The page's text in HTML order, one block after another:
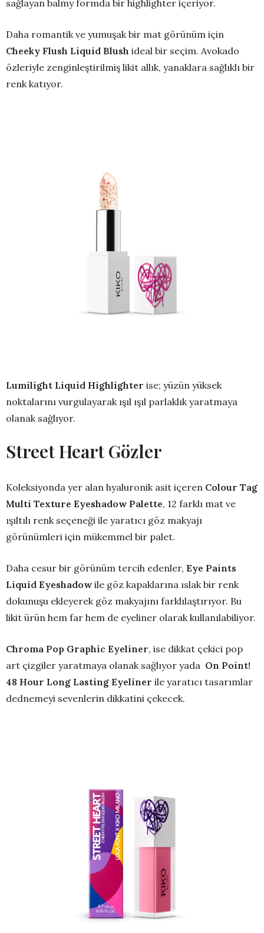
sağlayan balmy formda bir highlighter içeriyor.
Daha romantik ve yumuşak bir mat görünüm için
Cheeky Flush Liquid Blush ideal bir seçim. Avokado
özleriyle zenginleştirilmiş likit allık, yanaklara sağlıklı bir
renk katıyor.
Lumilight Liquid Highlighter ise; yüzün yüksek
noktalarını vurgulayarak ışıl ışıl parlaklık yaratmaya
olanak sağlıyor.
Street Heart Gözler
Koleksiyonda yer alan hyaluronik asit içeren Colour Tag
Multi Texture Eyeshadow Palette, 12 farklı mat ve
ışıltılı renk seçeneği ile yaratıcı göz makyajı
görünümleri için mükemmel bir palet.
Daha cesur bir görünüm tercih edenler, Eye Paints
Liquid Eyeshadow ile göz kapaklarına ıslak bir renk
dokunuşu ekleyerek göz makyajını farklılaştırıyor. Bu
likit ürün hem far hem de eyeliner olarak kullanılabiliyor.
Chroma Pop Graphic Eyeliner, ise dikkat çekici pop
art çizgiler yaratmaya olanak sağlıyor yada On Point!
48 Hour Long Lasting Eyeliner ile yaratıcı tasarımlar
dednemeyi sevenlerin dikkatini çekecek.